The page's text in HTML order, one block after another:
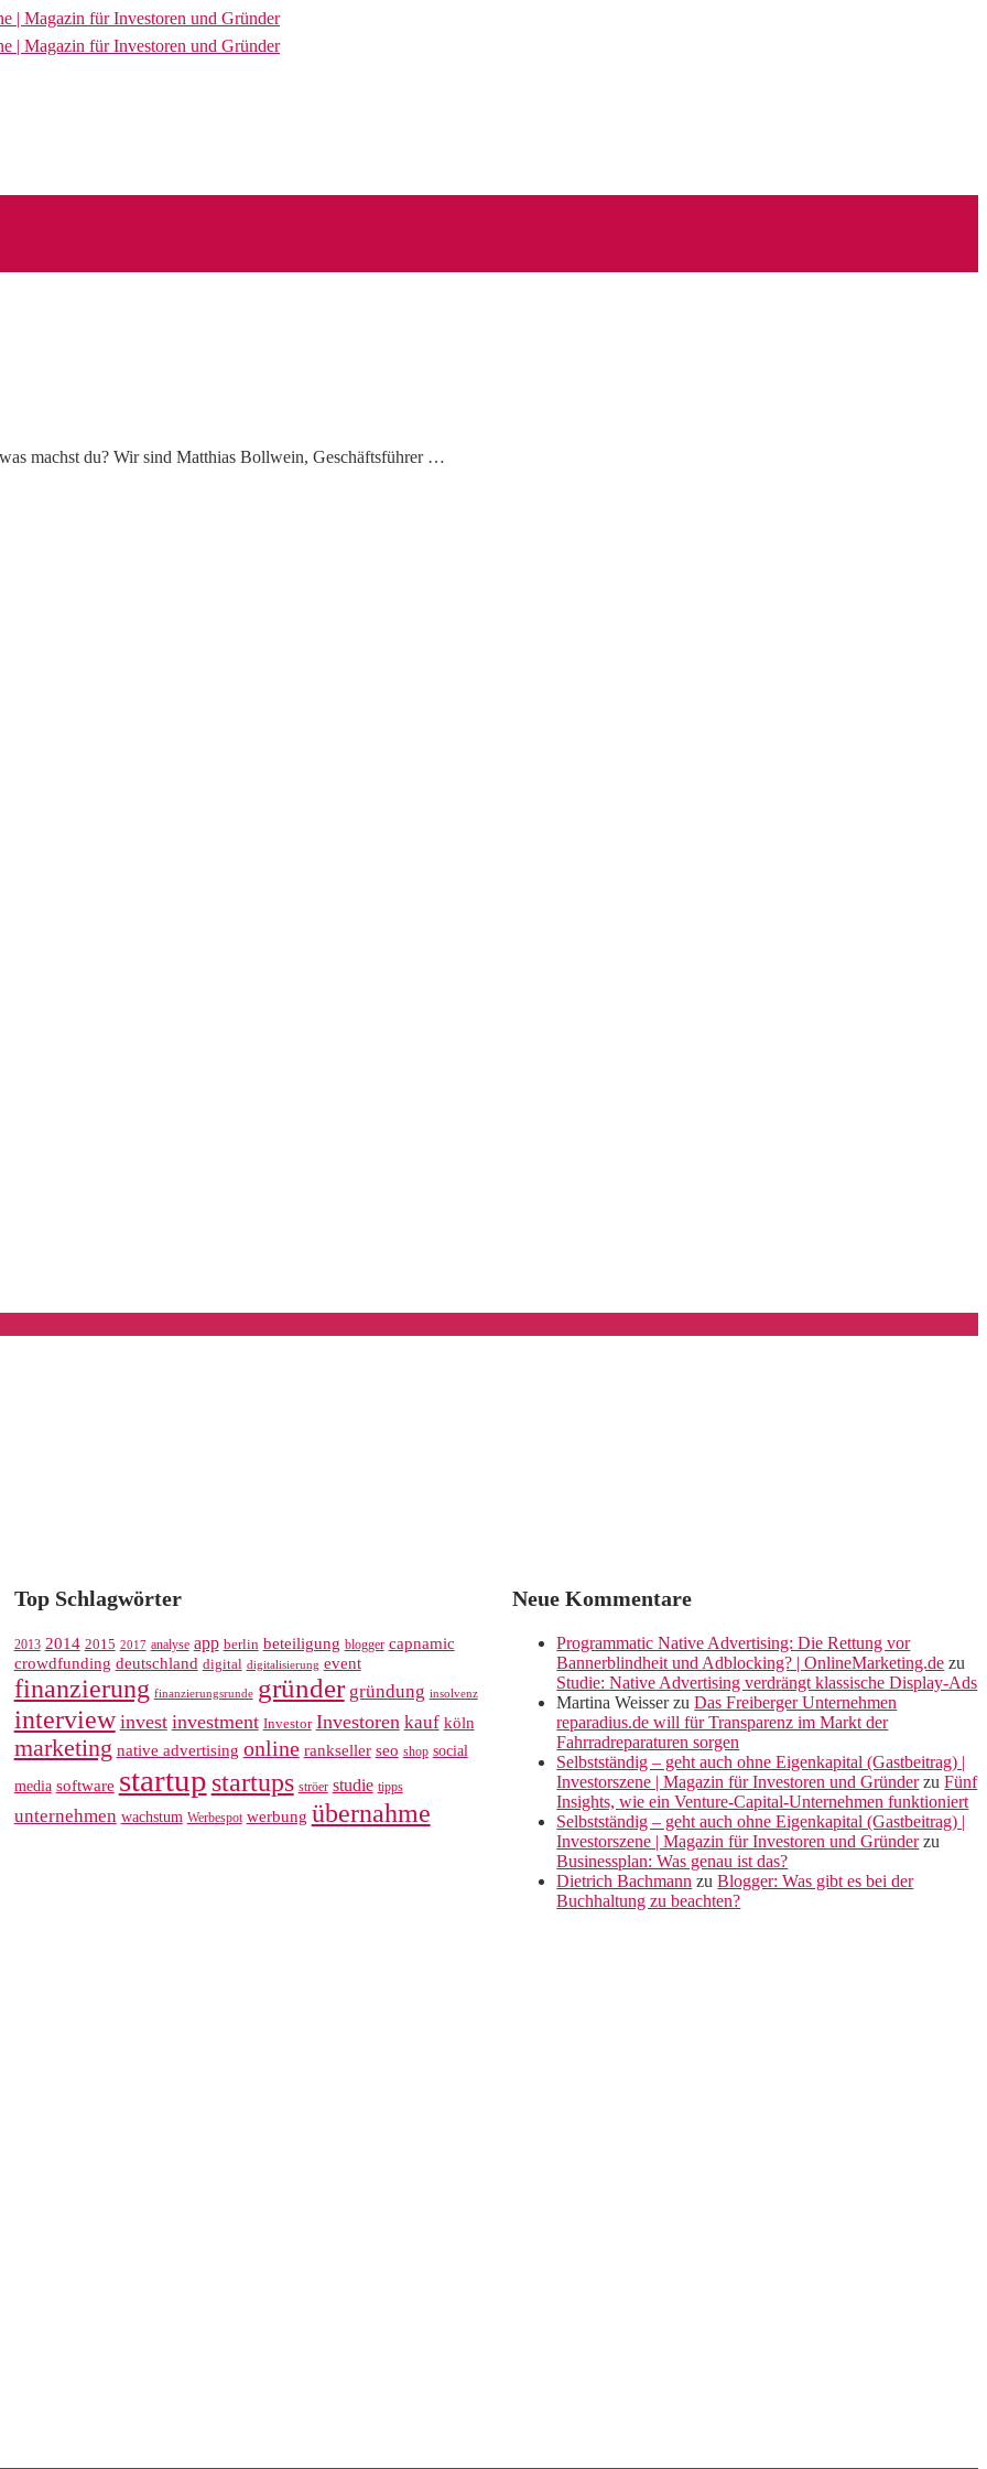
machst du? Wir sind Matthias Bollwein, Geschäftsführer …
Top Schlagwörter
2013 2014 2015 2017 analyse app berlin beteiligung blogger capnamic
crowdfunding deutschland digital digitalisierung event
finanzierung finanzierungsrunde gründer gründung insolvenz
interview invest investment Investor Investoren kauf köln
marketing native advertising online rankseller seo shop social
media software startup startups ströer studie tipps
unternehmen wachstum Werbespot werbung übernahme
Neue Kommentare
Programmatic Native Advertising: Die Rettung vor
Bannerblindheit und Adblocking? | OnlineMarketing.de zu
Studie: Native Advertising verdrängt klassische Display-Ads
Martina WeisserzuDas Freiberger Unternehmen
reparadius.de will für Transparenz im Markt der
Fahrradreparaturen sorgen
Selbstständig – geht auch ohne Eigenkapital (Gastbeitrag) |
Investorszene | Magazin für Investoren und GründerzuFünf
Insights, wie ein Venture-Capital-Unternehmen funktioniert
Selbstständig – geht auch ohne Eigenkapital (Gastbeitrag) |
Investorszene | Magazin für Investoren und Gründerzu
Businessplan: Was genau ist das?
Dietrich Bachmann zuBlogger: Was gibt es bei der
Buchhaltung zu beachten?